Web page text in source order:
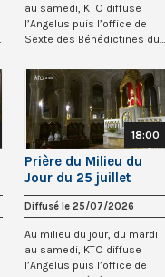
au samedi, KTO diffuse
l’Angelus puis l’office de
Sexte des Bénédictines du
18:00
Prière du Milieu du
Jour du 25 juillet
2026 au Sacré-Coeur
de Montmartre
Diffusé le 25/07/2026
Au milieu du jour, du mardi
au samedi, KTO diffuse
l’Angelus puis l’office de